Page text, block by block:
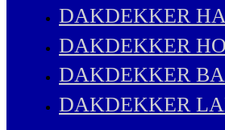
DAKDEKKER
DAKDEKKER
DAKDEKKER
DAKDEKKER